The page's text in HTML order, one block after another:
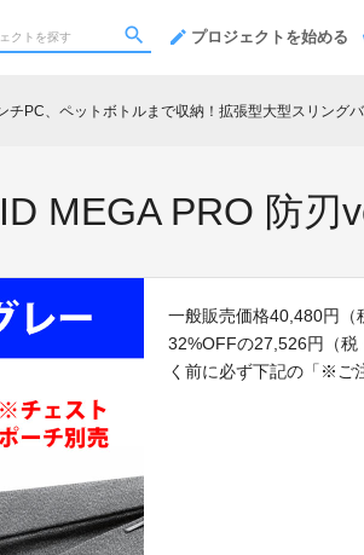
プロジェクトを始める
チPC、ペットボトルまで収納！拡張型大型スリング
MEGA PRO 防刃
一般販売価格40,480円（
32%OFFの27,526円（
く前に必ず下記の「※ご